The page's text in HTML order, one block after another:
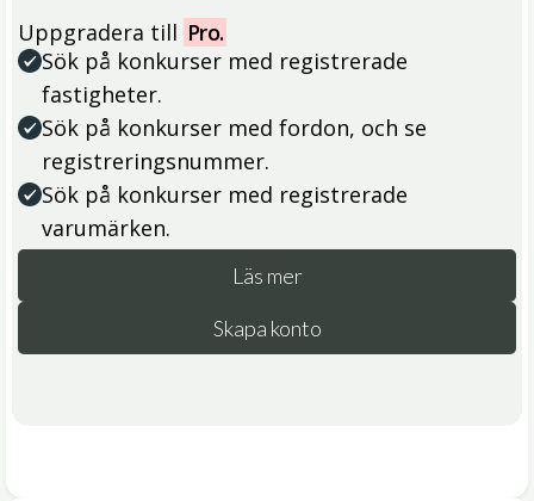
Uppgradera till Pro.
Sök på konkurser med registrerade
fastigheter.
Sök på konkurser med fordon, och se
registreringsnummer.
Sök på konkurser med registrerade
varumärken.
Läs mer
Skapa konto